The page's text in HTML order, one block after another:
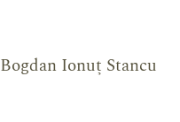
Bogdan Ionuț Stancu